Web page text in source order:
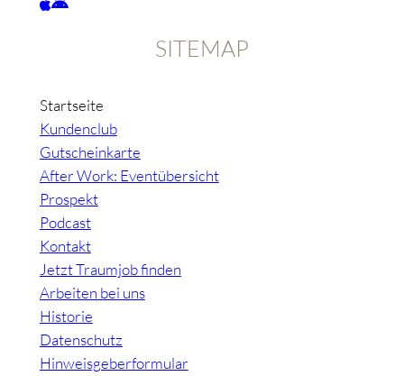
SITEMAP
Startseite
Kundenclub
Gutscheinkarte
After Work: Eventübersicht
Prospekt
Podcast
Kontakt
Jetzt Traumjob finden
Arbeiten bei uns
Historie
Datenschutz
Hinweisgeberformular